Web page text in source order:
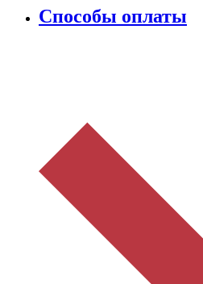
Способы оплаты